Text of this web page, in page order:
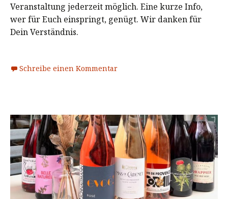
Veranstaltung jederzeit möglich. Eine kurze Info,
wer für Euch einspringt, genügt. Wir danken für
Dein Verständnis.
Schreibe einen Kommentar